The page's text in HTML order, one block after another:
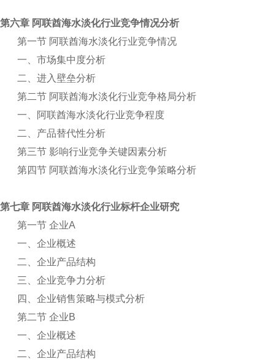
第六章 阿联酋海水淡化行业竞争情况分析
第一节 阿联酋海水淡化行业竞争情况
一、市场集中度分析
二、进入壁垒分析
第二节 阿联酋海水淡化行业竞争格局分析
一、阿联酋海水淡化行业竞争程度
二、产品替代性分析
第三节 影响行业竞争关键因素分析
第四节 阿联酋海水淡化行业竞争策略分析
第七章 阿联酋海水淡化行业标杆企业研究
第一节 企业A
一、企业概述
二、企业产品结构
三、企业竞争力分析
四、企业销售策略与模式分析
第二节 企业B
一、企业概述
二、企业产品结构